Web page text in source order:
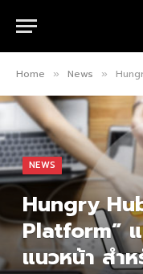
Home » News » Hungry
NEWS
Hungry
Platform”
แนวหน้า สำ